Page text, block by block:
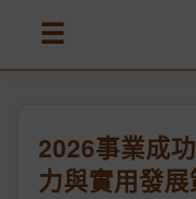
☰
2026事業成
力與實用發